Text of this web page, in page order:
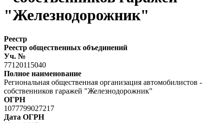
"Железнодорожник"
Реестр
Реестр общественных объединений
Уч. №
77120115040
Полное наименование
Региональная общественная организация автомобилистов -
собственников гаражей "Железнодорожник"
ОГРН
1077799027217
Дата ОГРН